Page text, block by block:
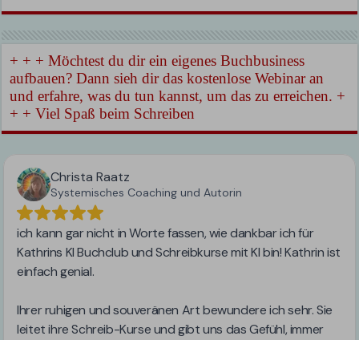
+ + + Möchtest du dir ein eigenes Buchbusiness
aufbauen? Dann sieh dir das kostenlose Webinar an
und erfahre, was du tun kannst, um das zu erreichen. +
+ + Viel Spaß beim Schreiben